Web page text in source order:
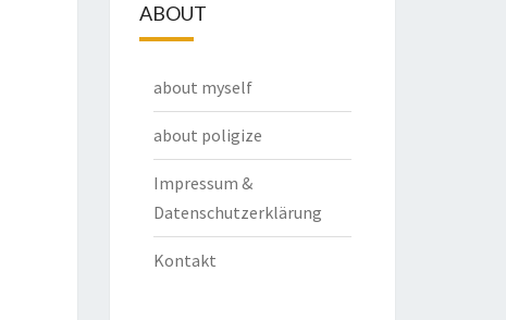
ABOUT
about myself
about poligize
Impressum &
Datenschutzerklärung
Kontakt